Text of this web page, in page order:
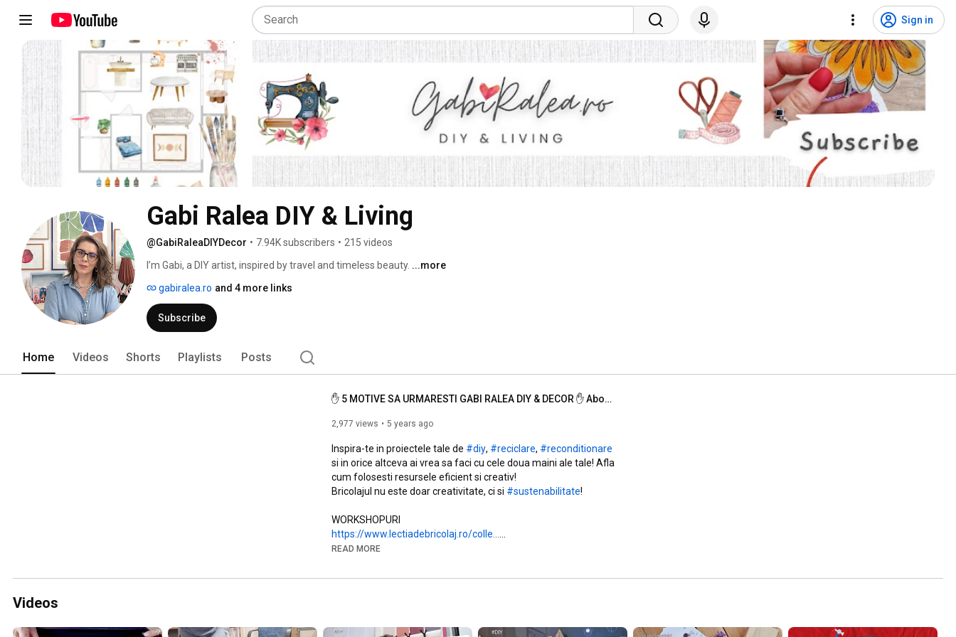
Sign in
Gabi Ralea DIY & Living
@GabiRaleaDIYDecor • 7.94K subscribers • 215 videos
I’m Gabi, a DIY artist, inspired by travel and timeless beauty. ...more
gabiralea.ro and 4 more links
Subscribe
Home Videos Shorts Playlists Posts
✋ 5 MOTIVE SA URMARESTI GABI RALEA DIY & DECOR ✋ Aboneaza-te la inspiratie!
2,977 views 5 years ago
#diy #reciclare #reconditionare
si in orice altceva ai vrea sa faci cu cele doua maini ale tale! Afla
cum folosesti resursele eficient si creativ!
Bricolajul nu este doar creativitate, ci si #sustenabilitate!
https://www.lectiadebricolaj.ro/colle...
Mai multe proiecte DIY si idei de amenajare pe
Follow pe Pinterest https://ro.pinterest.com/gabrielarale...
READ MORE
Videos